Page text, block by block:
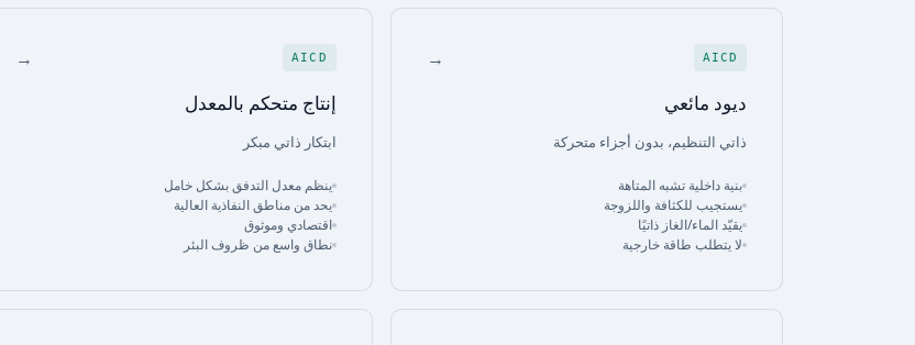
AICD
→
ديود مائعي
ذاتي التنظيم، بدون أجزاء متحركة
بنية داخلية تشبه المتاهة
يستجيب للكثافة واللزوجة
يقيّد الماء/الغاز ذاتيًا
لا يتطلب طاقة خارجية
AICD
→
إنتاج متحكم بالمعدل
ابتكار ذاتي مبكر
ينظم معدل التدفق بشكل خامل
يحد من مناطق النفاذية العالية
اقتصادي وموثوق
نطاق واسع من ظروف البئر